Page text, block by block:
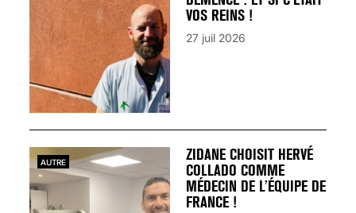
VOS REINS !
27 juil 2026
ZIDANE CHOISIT HERVÉ
COLLADO COMME
MÉDECIN DE L’ÉQUIPE DE
FRANCE !
AUTRE